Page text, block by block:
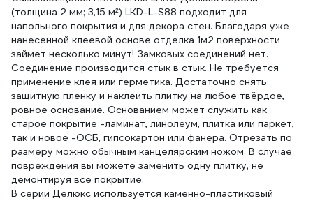
(толщина 2 мм; 3,15 м²) LKD-L-S88 подходит для
напольного покрытия и для декора стен. Благодаря уже
нанесенной клеевой основе отделка 1м2 поверхности
займет несколько минут! Замковых соединений нет.
Соединение производится стык в стык. Не требуется
применение клея или герметика. Достаточно снять
защитную пленку и наклеить плитку на любое твёрдое,
ровное основание. Основанием может служить как
старое покрытие -ламинат, линолеум, плитка или паркет,
так и новое -ОСБ, гипсокартон или фанера. Отрезать по
размеру можно обычным канцелярским ножом. В случае
повреждения вы можете заменить одну плитку, не
демонтируя всё покрытие.
В серии Делюкс используется каменно-пластиковый